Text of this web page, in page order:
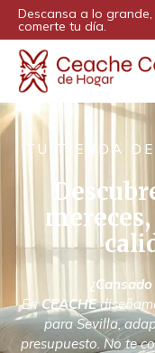
Descansa a lo
comerte tu día.
TU TIENDA
EnCEACHE
para Sevilla,
presupuesto. No te